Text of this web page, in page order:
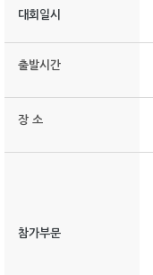
대회일시
출발시간
장 소
참가부문